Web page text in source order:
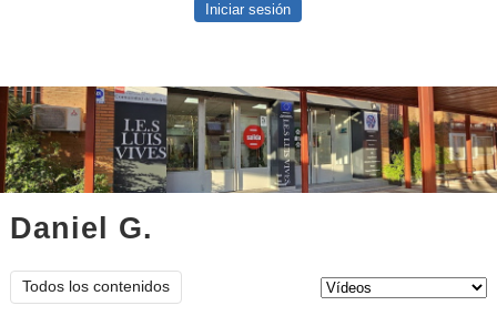
Iniciar sesión
Daniel G.
Todos los contenidos